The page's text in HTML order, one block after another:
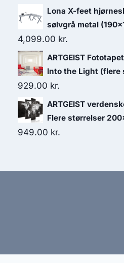
Lona X-feet
sølvgrå metal
4,099.00 kr.
ARTGEIST
Into the Light (flere
929.00 kr.
ARTGEIST
Flere størrelser
949.00 kr.